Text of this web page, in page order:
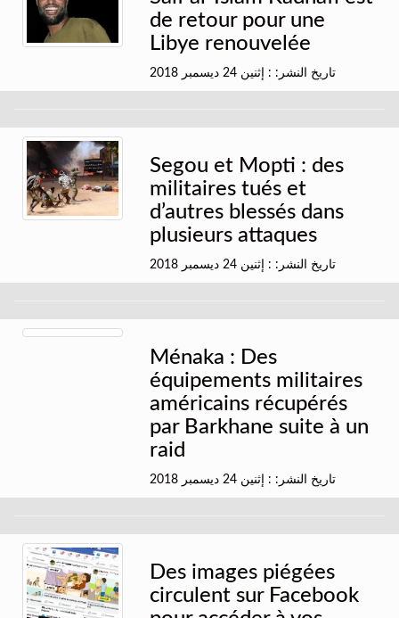
de retour pour une
Libye renouvelée
تاريخ النشر: : إثنين 24 ديسمبر 2018
Segou et Mopti : des
militaires tués et
d’autres blessés dans
plusieurs attaques
تاريخ النشر: : إثنين 24 ديسمبر 2018
Ménaka : Des
équipements militaires
américains récupérés
par Barkhane suite à un
raid
تاريخ النشر: : إثنين 24 ديسمبر 2018
Des images piégées
circulent sur Facebook